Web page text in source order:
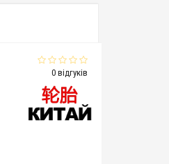
0 відгуків